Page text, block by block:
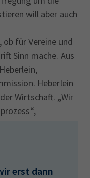
will aber auch
für Vereine und
Sinn mache. Aus
Heberlein
Wirtschaft. „Wir
verständlich.
erst dann